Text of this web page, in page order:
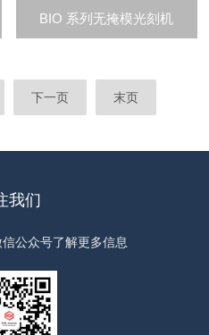
BIO 系列无掩模光刻机
下一页 末页
我们
公众号了解更多信息